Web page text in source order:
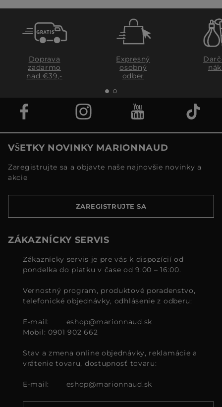
Doprava
zadarmo
nad €39,-
Expresný
osobný
odber
VŠETKY NOVINKY MARIONNAUD
Zaregistrujte sa a objavte naše najnovšie novinky a
akcie
ZAREGISTRUJTE SA
ZÁKAZNÍCKY SERVIS
Zákaznícky servis je pre vás k dispozícií od
pondelka do piatku v čase od 9:00 – 16:00.
Vernostný program, produktové poradenstvo,
telefonické objednávky, odhlásenie z odberu:
E-mail:
eshop@marionnaud.sk
Mobil: 0901 902 662
Stav a zmena online objednávky, reklamácie a
vrátenie tovaru, dostupnosť tovaru:
E-mail: eshop@marionnaud.sk